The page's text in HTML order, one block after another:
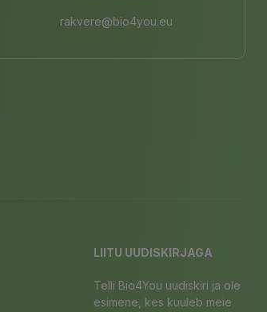
rakvere@bio4you.eu
LIITU UUDISKIRJAGA
Telli Bio4You uudiskiri ja ole
esimene, kes kuuleb meie